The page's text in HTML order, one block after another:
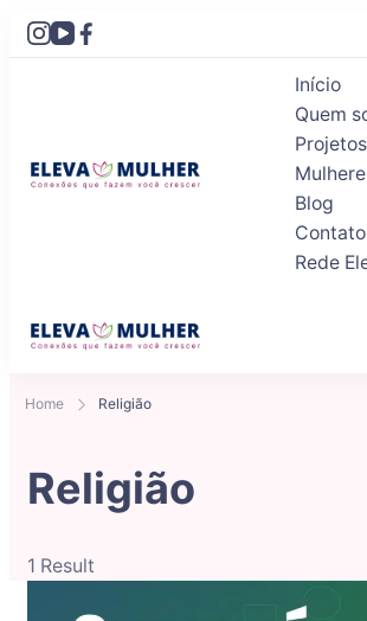
Eleva Mulher
Conexões que fazem
Início
Quem
Projetos
Blog
Contato
Rede
Home Religião
Religião
1 Result